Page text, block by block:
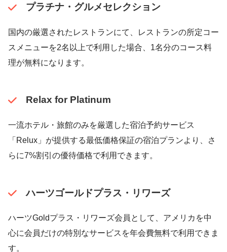
プラチナ・グルメセレクション
国内の厳選されたレストランにて、レストランの所定コー
スメニューを2名以上で利用した場合、1名分のコース料
理が無料になります。
Relax for Platinum
一流ホテル・旅館のみを厳選した宿泊予約サービス
「Relux」が提供する最低価格保証の宿泊プランより、さ
らに7%割引の優待価格で利用できます。
ハーツゴールドプラス・リワーズ
ハーツGoldプラス・リワーズ会員として、アメリカを中
心に会員だけの特別なサービスを年会費無料で利用できま
す。